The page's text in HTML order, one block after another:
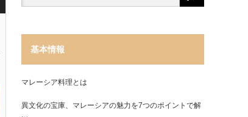
基本情報
マレーシア料理とは
異文化の宝庫、マレーシアの魅力を7つのポイントで解